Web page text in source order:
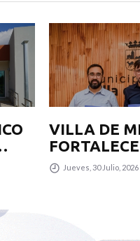
VILLA DE
TRABAJO
EL TURISMO
Jueves, 30 Julio, 2026